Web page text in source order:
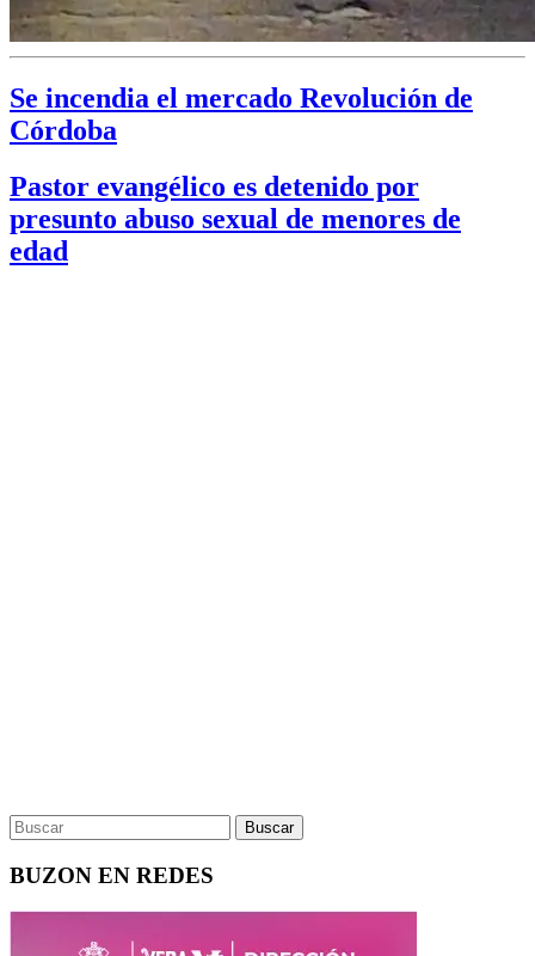
Se incendia el mercado Revolución de
Córdoba
Pastor evangélico es detenido por
presunto abuso sexual de menores de
edad
BUZON EN REDES